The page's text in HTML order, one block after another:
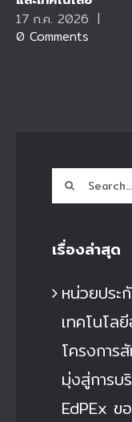
17 ก.ค. 2026 |
0 Comments
Search
for:
เรื่องล่าสุด
หน่วยปร
เทคโนโล
โครงการ
มุ่งสู่การบ
EdPEx ข